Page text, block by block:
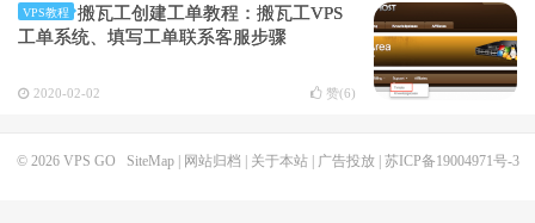
VPS教程
搬瓦工创建工单教程：搬瓦工VPS
工单系统、填写工单联系客服步骤
2020-02-02 赞(6)
© 2026 VPS GO SiteMap| 网站归档 | 关于本站| 广告投放| 苏ICP备19004971号-3